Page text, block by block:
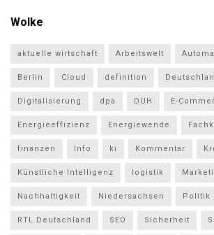
Wolke
aktuelle wirtschaft Arbeitswelt
Berlin Cloud definition
Digitalisierung dpa DUH E-
Energieeffizienz Energiewende
finanzen Info ki Kommentar
Künstliche Intelligenz logistik
Nachhaltigkeit Niedersachsen Politik
RTL Deutschland SEO Sicherheit